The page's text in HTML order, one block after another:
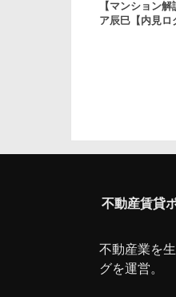
【マンション
ア辰巳【内見ロ
不動産賃貸
不動産業を
グを運営。